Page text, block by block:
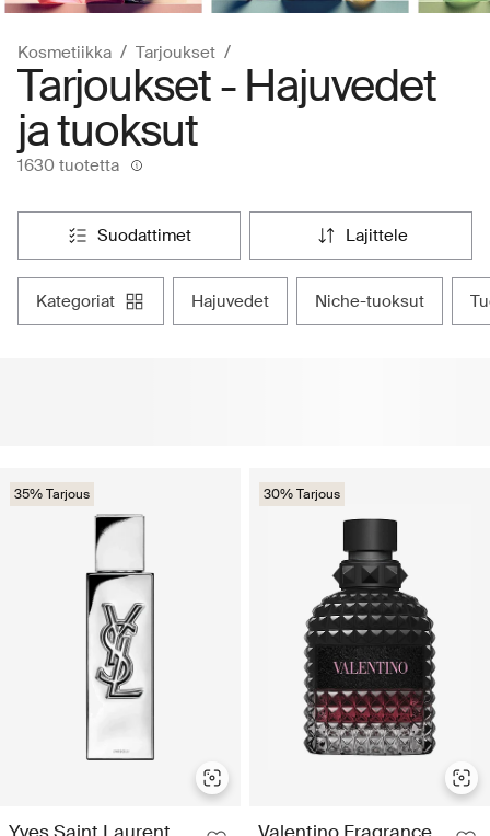
Kosmetiikka Tarjoukset
Tarjoukset - Hajuvedet
ja tuoksut
1630 tuotetta
suodattimet lajittele
kategoriat hajuvedet niche-tuoksut
35% Tarjous 30% Tarjous